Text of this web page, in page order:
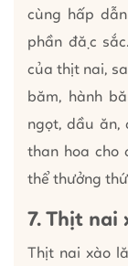
cùng hấp
phần đặc
của thịt nai,
băm, hành
ngọt, dầu ăn,
than hoa cho
thể thưởng
7. Thịt nai
Thịt nai xào